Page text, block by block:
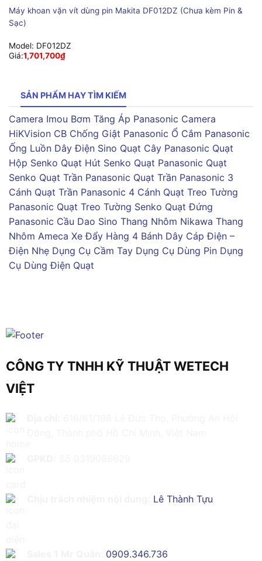
Máy khoan vặn vít dùng pin Makita DF012DZ (Chưa kèm Pin &
Sạc)
Model: DF012DZ
Giá:1,701,700₫
SẢN PHẨM HAY TÌM KIẾM
Camera Imou Bơm Tăng Áp Panasonic Camera
HiKVision CB Chống Giật Panasonic Ổ Cắm Panasonic
Ống Luồn Dây Điện Sino Quạt Cây Panasonic Quạt
Hộp Senko Quạt Hút Senko Quạt Panasonic Quạt
Senko Quạt Trần Panasonic Quạt Trần Panasonic 3
Cánh Quạt Trần Panasonic 4 Cánh Quạt Treo Tường
Panasonic Quạt Treo Tường Senko Quạt Đứng
Panasonic Cầu Dao Sino Thang Nhôm Nikawa Thang
Nhôm Ameca Xe Đẩy Hàng 4 Bánh Dây Cáp Điện –
Điện Nhẹ Dụng Cụ Cầm Tay Dụng Cụ Dùng Pin Dụng
Cụ Dùng Điện Quạt
CÔNG TY TNHH KỸ THUẬT WETECH
VIỆT
Lê Thành Tựu
0909.346.736